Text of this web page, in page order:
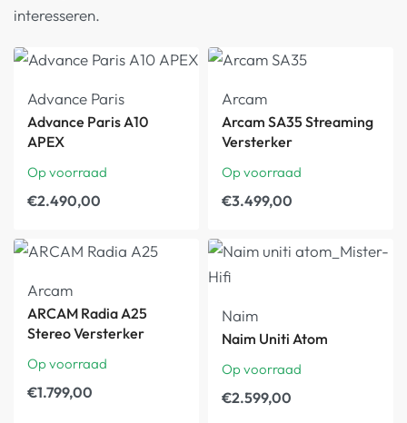
interesseren.
Advance Paris
Advance Paris A10
APEX
Op voorraad
€2.490,00
Arcam
Arcam SA35 Streaming
Versterker
Op voorraad
€3.499,00
Arcam
ARCAM Radia A25
Stereo Versterker
Op voorraad
€1.799,00
Naim
Naim Uniti Atom
Op voorraad
€2.599,00